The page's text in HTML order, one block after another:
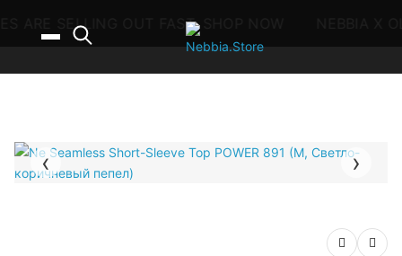
ARE SELLING OUT FAST. SHOP NOW
‹ ›